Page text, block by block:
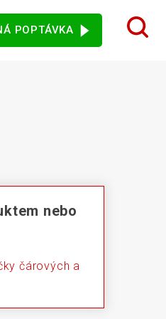
Senzory
měření
POPTÁVKA
nebo
čárových a